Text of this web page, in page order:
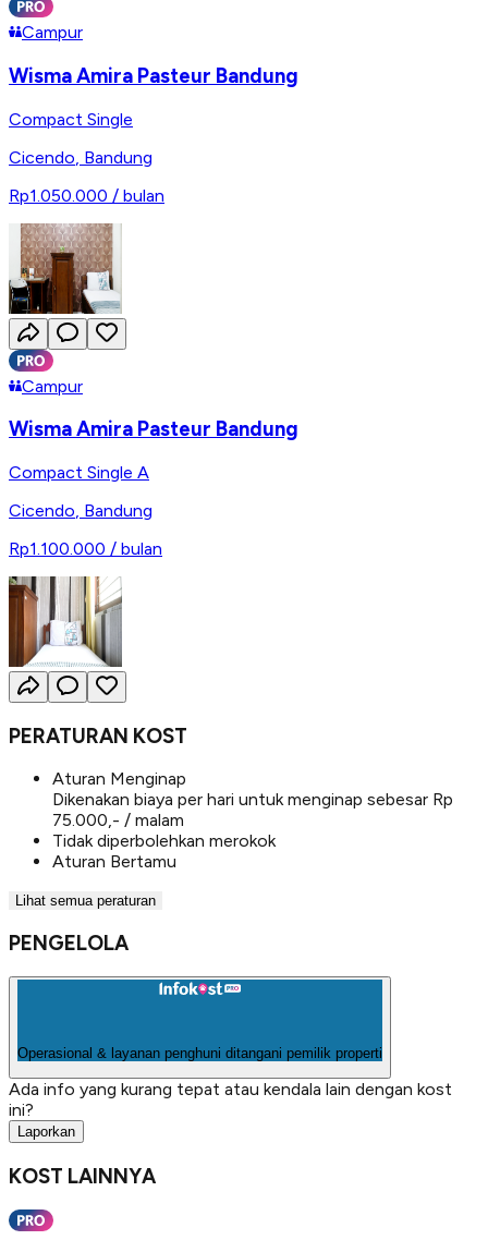
Campur
Wisma Amira Pasteur Bandung
Compact Single
Cicendo Bandung
Rp1.050.000 / bulan
Campur
Wisma Amira Pasteur Bandung
Compact Single A
Cicendo, Bandung
Rp1.100.000 / bulan
PERATURAN KOST
Aturan Menginap
Dikenakan biaya per hari untuk menginap sebesar Rp
75.000,- / malam
Tidak diperbolehkan merokok
Aturan Bertamu
Lihat semua peraturan
PENGELOLA
Operasional & layanan penghuni ditangani pemilik properti
Ada info yang kurang tepat atau kendala lain dengan kost
ini?
Laporkan
KOST LAINNYA